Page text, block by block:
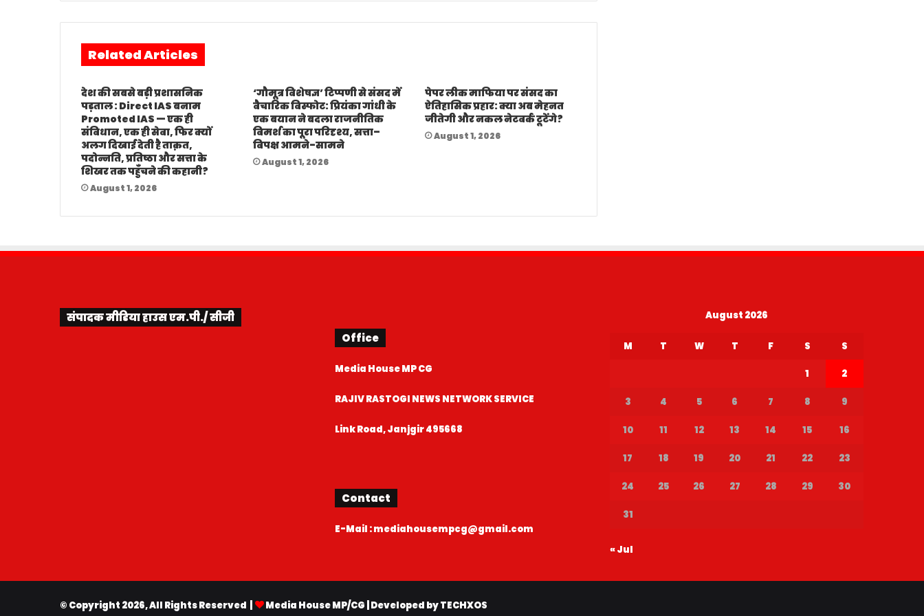
Related Articles
देश की सबसे बड़ी प्रशासनिक
पड़ताल : Direct IAS बनाम
Promoted IAS — एक ही
संविधान, एक ही सेवा, फिर क्यों
अलग दिखाई देती है ताक़त,
पदोन्नति, प्रतिष्ठा और सत्ता के
शिखर तक पहुँचने की कहानी?
August 1, 2026
‘गौमूत्र विशेषज्ञ’ टिप्पणी से संसद में
वैचारिक विस्फोट: प्रियंका गांधी के
एक बयान ने बदला राजनीतिक
विमर्श का पूरा परिदृश्य, सत्ता–
विपक्ष आमने-सामने
August 1, 2026
पेपर लीक माफिया पर संसद का
ऐतिहासिक प्रहार: क्या अब मेहनत
जीतेगी और नकल नेटवर्क टूटेंगे?
August 1, 2026
संपादक मीडिया हाउस एम.पी./ सीजी
Office
Media House MP CG
RAJIV RASTOGI NEWS NETWORK SERVICE
Link Road, Janjgir 495668
Contact
E-Mail : mediahousempcg@gmail.com
August 2026
M T W T F S S
1 2
3 4 5 6 7 8 9
10 11 12 13 14 15 16
17 18 19 20 21 22 23
24 25 26 27 28 29 30
31
« Jul
© Copyright 2026, All Rights Reserved | Media House MP/CG | Developed byTECHXOS